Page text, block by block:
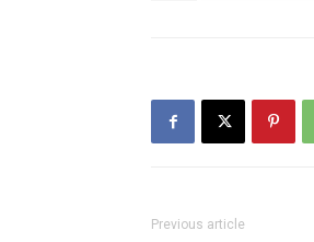
Previous article